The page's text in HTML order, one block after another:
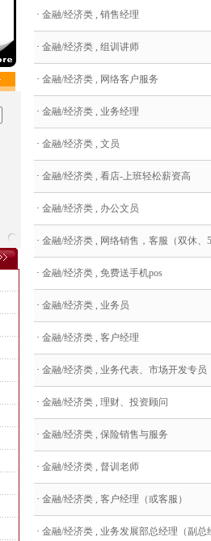
· 金融/经济类 , 销售经理
· 金融/经济类 , 组训讲师
· 金融/经济类 , 网络客户服务
· 金融/经济类 , 业务经理
· 金融/经济类 , 文员
· 金融/经济类 , 看店-上班轻松薪资高
· 金融/经济类 , 办公文员
· 金融/经济类 , 网络销售，客服（双休、
· 金融/经济类 , 免费送手机pos
· 金融/经济类 , 业务员
· 金融/经济类 , 客户经理
· 金融/经济类 , 业务代表、市场开发专员
· 金融/经济类 , 理财、投资顾问
· 金融/经济类 , 保险销售与服务
· 金融/经济类 , 督训老师
· 金融/经济类 , 客户经理（或客服）
· 金融/经济类 , 业务发展部总经理（副总